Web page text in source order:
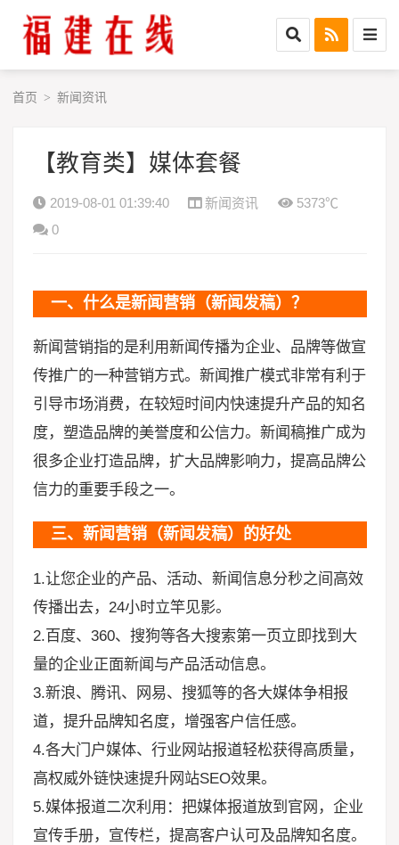
首页 > 新闻资讯
【教育类】媒体套餐
2019-08-01 01:39:40 新闻资讯
5373℃
0
一、什么是新闻营销（新闻发稿）？
新闻营销指的是利用新闻传播为企业、品牌等做宣
传推广的一种营销方式。新闻推广模式非常有利于
引导市场消费，在较短时间内快速提升产品的知名
度，塑造品牌的美誉度和公信力。新闻稿推广成为
很多企业打造品牌，扩大品牌影响力，提高品牌公
信力的重要手段之一。
三、新闻营销（新闻发稿）的好处
1.让您企业的产品、活动、新闻信息分秒之间高效
传播出去，24小时立竿见影。
2.百度、360、搜狗等各大搜索第一页立即找到大
量的企业正面新闻与产品活动信息。
3.新浪、腾讯、网易、搜狐等的各大媒体争相报
道，提升品牌知名度，增强客户信任感。
4.各大门户媒体、行业网站报道轻松获得高质量，
高权威外链快速提升网站SEO效果。
5.媒体报道二次利用：把媒体报道放到官网，企业
宣传手册，宣传栏，提高客户认可及品牌知名度。